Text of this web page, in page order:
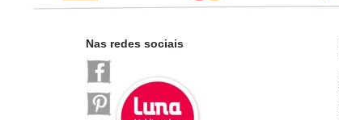
Nas redes sociais